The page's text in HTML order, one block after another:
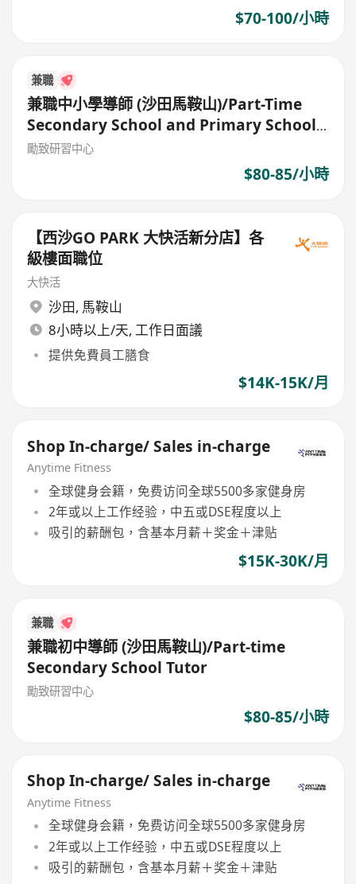
$70-100/小時
兼職
兼職中小學導師 (沙田馬鞍山)/Part-Time
Secondary School and Primary School
Tutor
勵致研習中心
$80-85/小時
【西沙GO PARK 大快活新分店】各
級樓面職位
大快活
沙田, 馬鞍山
8小時以上/天, 工作日面議
提供免費員工膳食
$14K-15K/月
Shop In-charge/ Sales in-charge
Anytime Fitness
全球健身会籍，免费访问全球5500多家健身房
2年或以上工作经验，中五或DSE程度以上
吸引的薪酬包，含基本月薪＋奖金＋津贴
$15K-30K/月
兼職
兼職初中導師 (沙田馬鞍山)/Part-time
Secondary School Tutor
勵致研習中心
$80-85/小時
Shop In-charge/ Sales in-charge
Anytime Fitness
全球健身会籍，免费访问全球5500多家健身房
2年或以上工作经验，中五或DSE程度以上
吸引的薪酬包，含基本月薪＋奖金＋津贴